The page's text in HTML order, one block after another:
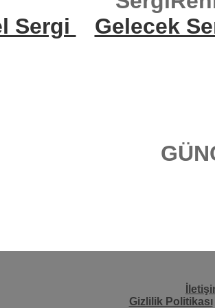
Sergi
Gelecek
Gizlilik Politikası